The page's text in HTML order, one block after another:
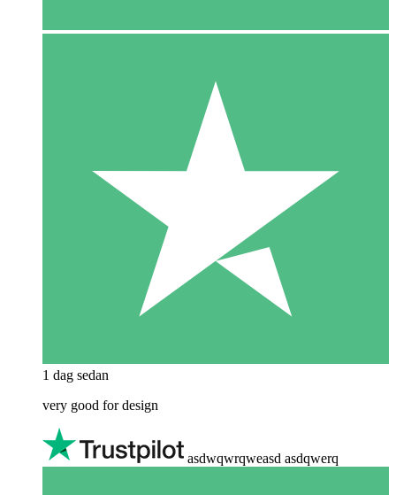
1 dag sedan
very good for design
asdwqwrqweasd asdqwerq